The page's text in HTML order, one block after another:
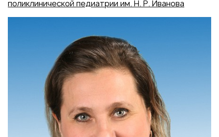
поликлинической педиатрии им. Н. Р. Иванова